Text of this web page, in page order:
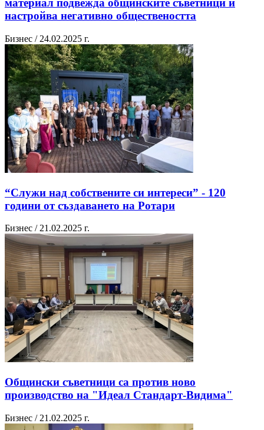
материал подвежда общинските съветници и
настройва негативно обществеността
Бизнес / 24.02.2025 г.
“Служи над собствените си интереси” - 120
години от създаването на Ротари
Бизнес / 21.02.2025 г.
Общински съветници са против ново
производство на "Идеал Стандарт-Видима"
Бизнес / 21.02.2025 г.